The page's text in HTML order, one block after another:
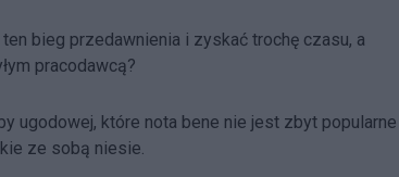
bieg przedawnienia i zyskać trochę czasu, a
pracodawcą?
ugodowej, które nota bene nie jest zbyt popularne
ze sobą niesie.